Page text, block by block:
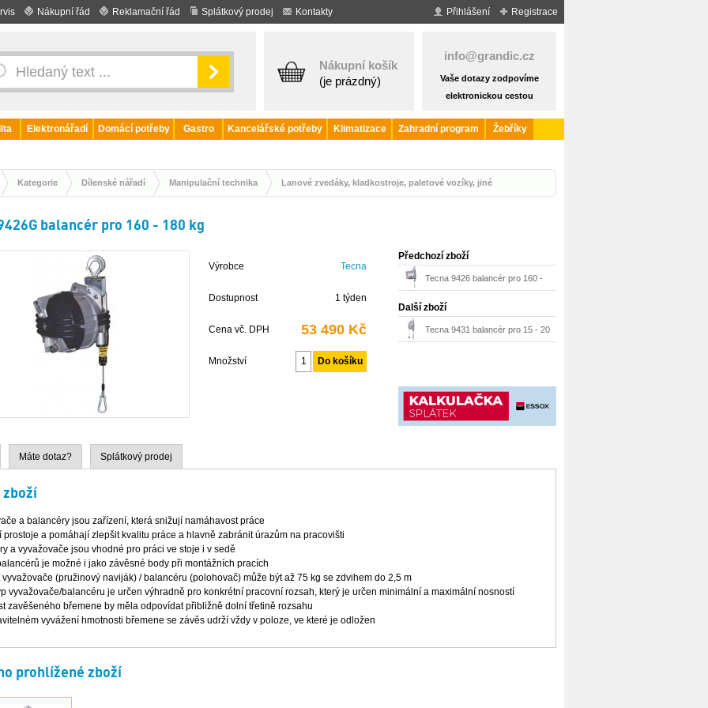
Nákupní řád Reklamační řád Splátkový prodej Kontakty Registrace
Přihlášení
Nákupní košík
(je prázdný)
info@grandic.cz
Vaše dotazy zodpovíme
elektronickou cestou
Elektronářadí Domácí potřeby Gastro Kancelářské potřeby Klimatizace Zahradní program
Žebříky
Kategorie Dílenské nářadí Manipulační technika Lanové zvedáky, kladkostroje, paletové vozíky, jiné
balancér pro 160 - 180 kg
Výrobce Tecna
Dostupnost 1 týden
Cena vč. DPH 53 490 Kč
Množství
Předchozí zboží
Tecna 9426 balancér pro 160 -
180 kg, 2500 mm
Další zboží
Tecna 9431 balancér pro 15 - 20
Máte dotaz? Splátkový prodej
zboží
a balancéry jsou zařízení, která snižují namáhavost práce
prostoje a pomáhají zlepšit kvalitu práce a hlavně zabránit úrazům na pracovišti
a vyvažovače jsou vhodné pro práci ve stoje i v sedě
je možné i jako závěsné body při montážních pracích
vyvažovače (pružinový naviják) / balancéru (polohovač) může být až 75 kg se zdvihem do 2,5 m
vyvažovače/balancéru je určen výhradně pro konkrétní pracovní rozsah, který je určen minimální a maximální nosností
zavěšeného břemene by měla odpovídat přibližně dolní třetině rozsahu
vyvážení hmotnosti břemene se závěs udrží vždy v poloze, ve které je odložen
prohlížené zboží